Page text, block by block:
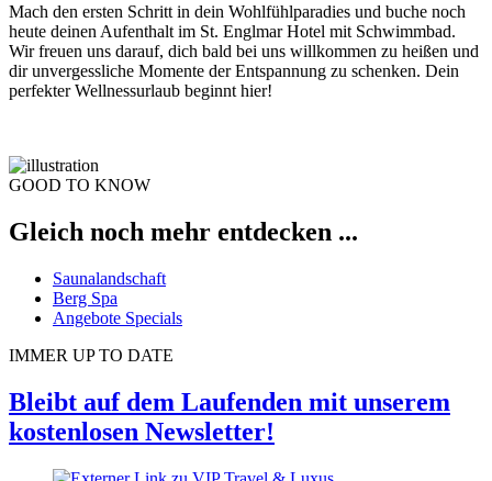
Mach den ersten Schritt in dein Wohlfühlparadies und buche noch
heute deinen Aufenthalt im St. Englmar Hotel mit Schwimmbad.
Wir freuen uns darauf, dich bald bei uns willkommen zu heißen und
dir unvergessliche Momente der Entspannung zu schenken. Dein
perfekter Wellnessurlaub beginnt hier!
GOOD TO KNOW
Gleich noch mehr entdecken ...
Saunalandschaft
Berg Spa
Angebote Specials
IMMER UP TO DATE
Bleibt auf dem Laufenden mit unserem
kostenlosen Newsletter!